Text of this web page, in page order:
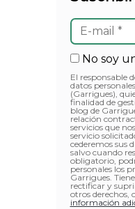
No soy
El responsable
datos
(Garrigues),
finalidad de
blog de
relación
servicios que
servicio
cederemos sus
salvo cuando
obligatorio,
personales los
Garrigues.
rectificar y
otros derechos,
información